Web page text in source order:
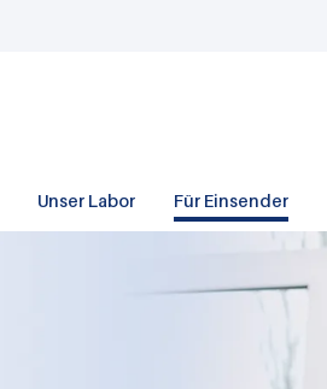
Unser Labor Für Einsender